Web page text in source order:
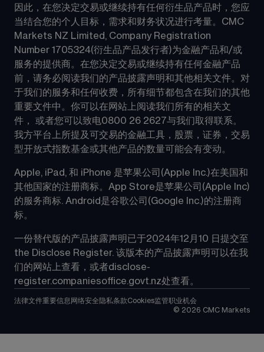
因此，在您决定交易或继续持有任何衍生品产品时，您应
当结合您的个人目标，需求和财务状况进行考量。CMC
Markets NZ Limited, Company Registration
Number 1705324(衍生品产品发行者)为金融产品和/或
服务的提供商。在您决定交易或继续持有任何金融产品
前，请务必阅读我们的产品披露声明和其他相关文件。对
于我们的服务和任何收费，所有细节都包含在我们的其他
重要文件中。你可以在网站上阅读我们所有的相关文
件， 或者您可以致电0800 26 2627与我们取得联系。
我方平台上所提及可交易的金融工具，股票，证券，交易
型开放式指数基金或其他产品的数量可能会有变动。
Apple, iPad, 和 iPhone 是苹果公司(Apple Inc.)在美国和
其他国家的注册商标。App Store是苹果公司(Apple Inc)
的服务商标. Android是谷歌公司(Google Inc.)的注册商
标。
一份替代版的产品披露声明已于2024年12月10 日提交至
the Disclose Register. 该版本的产品披露声明可以在我
们的网站上查看，或者disclose-
register.companiesoffice.govt.nz处查看。
法律文件重要信息 网络安全 隐私条款Cookies监管职业机会
© 2026 CMC Markets